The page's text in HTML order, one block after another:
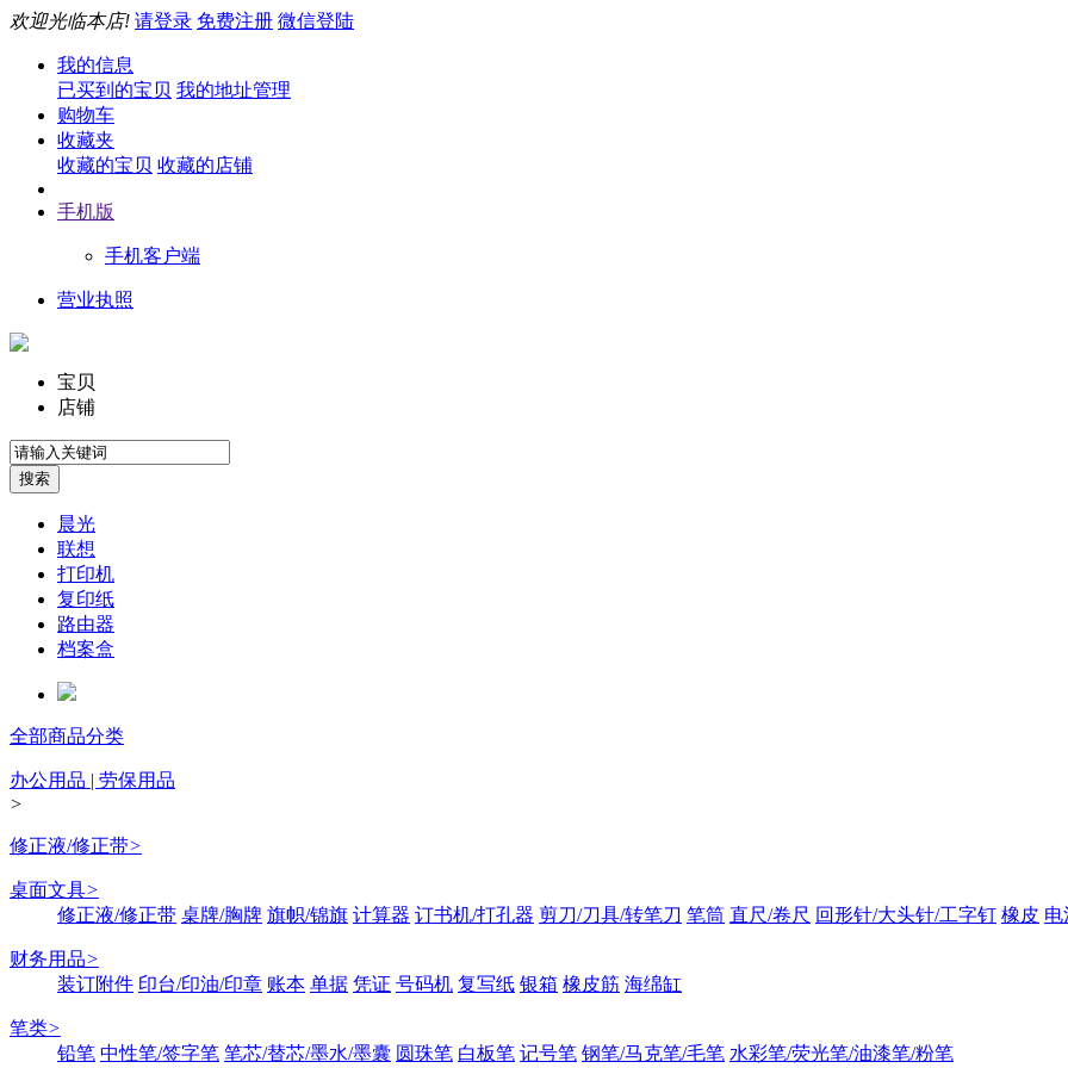
欢迎光临本店! 请登录 免费注册 微信登陆
我的信息
已买到的宝贝 我的地址管理
购物车
收藏夹
收藏的宝贝 收藏的店铺
手机版
手机客户端
营业执照
宝贝
店铺
晨光
联想
打印机
复印纸
路由器
档案盒
全部商品分类
办公用品 | 劳保用品
>
修正液/修正带>
桌面文具>
修正液/修正带 桌牌/胸牌 旗帜/锦旗 计算器 订书机/打孔器 剪刀/刀具/转笔刀 笔筒 直尺/卷尺 回形针/大头针/工字钉 橡皮 电
财务用品>
装订附件 印台/印油/印章 账本 单据 凭证 号码机 复写纸 银箱 橡皮筋 海绵缸
笔类>
铅笔 中性笔/签字笔 笔芯/替芯/墨水/墨囊 圆珠笔 白板笔 记号笔 钢笔/马克笔/毛笔 水彩笔/荧光笔/油漆笔/粉笔